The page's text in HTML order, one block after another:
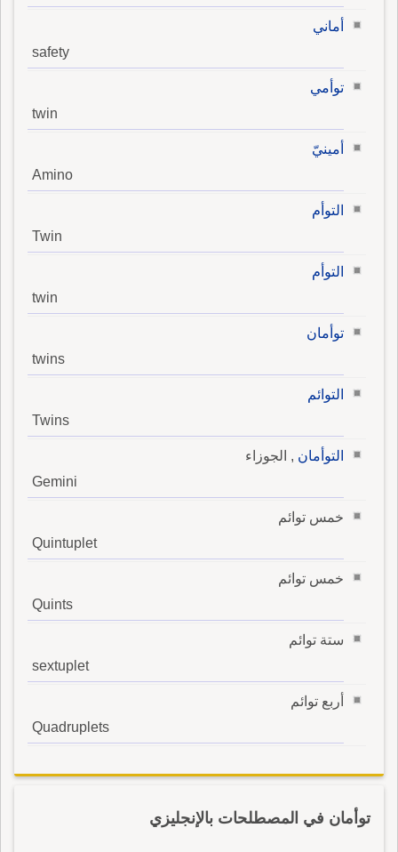
أماني
safety
توأمي
twin
أمينيّ
Amino
التوأم
Twin
التوأم
twin
توأمان
twins
التوائم
Twins
التوأمان , الجوزاء
Gemini
خمس توائم
Quintuplet
خمس توائم
Quints
ستة توائم
sextuplet
أربع توائم
Quadruplets
توأمان في المصطلحات بالإنجليزي